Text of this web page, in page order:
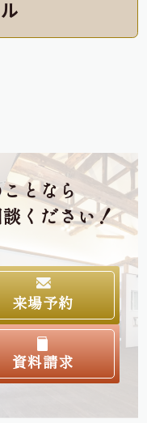
となら
ください！
来場予約
資料請求